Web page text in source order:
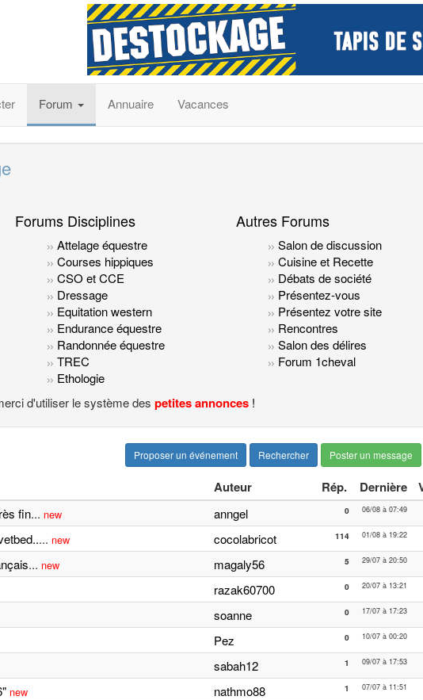
Forum Annuaire Vacances
Forums Disciplines
Attelage équestre
Courses hippiques
CSO et CCE
Dressage
Equitation western
Endurance équestre
Randonnée équestre
TREC
Ethologie
Autres Forums
Salon de discussion
Cuisine et Recette
Débats de société
Présentez-vous
Présentez votre site
Rencontres
Salon des délires
Forum 1cheval
d'utiliser le système des petites annonces !
Proposer un événement Rechercher Poster un message
Auteur Rép. Dernière
fin... new anngel 0 06/08 à 07:49
... new cocolabricot 114 01/08 à 19:22
... new magaly56 5 29/07 à 20:50
razak60700 0 20/07 à 13:21
soanne 0 17/07 à 17:23
Pez 0 10/07 à 00:20
sabah12 1 09/07 à 17:53
new nathmo88 1 07/07 à 11:51